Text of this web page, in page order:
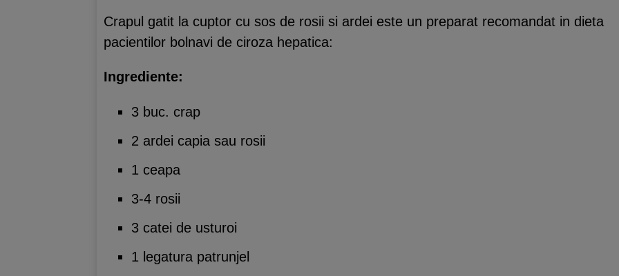
Crapul gatit la cuptor cu sos de rosii si ardei este un preparat recomandat in dieta
pacientilor bolnavi de ciroza hepatica:
Ingrediente:
3 buc. crap
2 ardei capia sau rosii
1 ceapa
3-4 rosii
3 catei de usturoi
1 legatura patrunjel